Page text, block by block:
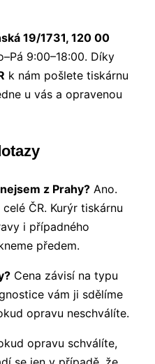
19/1731, 120 00
9:00–18:00. Díky
k nám pošlete tiskárnu
u vás a opravenou
z Prahy? Ano.
ČR. Kurýr tiskárnu
i případného
předem.
Cena závisí na typu
vám ji sdělíme
opravu neschválíte.
opravu schválíte,